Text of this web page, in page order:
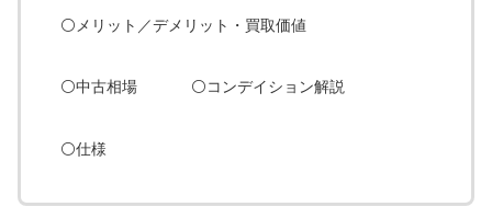
⚪️ メリット／デメリット・買取価値
⚪️中古相場 ⚪️コンデイション解説
⚪️仕様